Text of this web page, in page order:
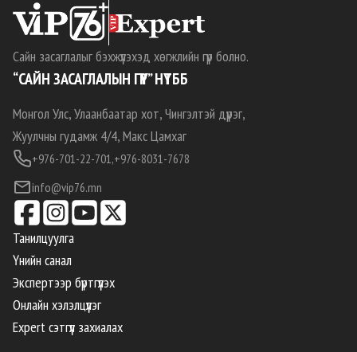
Сайн засаглалыг бэхжүүлэхэд хөгжлийн гүүр болно.
“САЙН ЗАСАГЛАЛЫН ГҮҮР” НҮТББ
Монгол Улс, Улаанбаатар хот, Чингэлтэй дүүрэг,
Жуулчны гудамж 4/4, Макс Цамхаг
+976-701-22-701,+976-8031-7678
info@vip76.mn
Танилцуулга
Үнийн санал
Экспертээр бүртгүүлэх
Онлайн хэлэлцүүлэг
Expert сэтгүүл захиалах